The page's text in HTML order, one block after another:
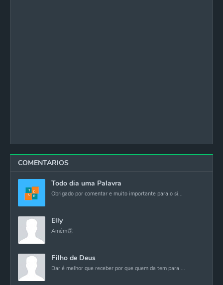
COMENTARIOS
Todo dia uma Palavra
Obrigado por comentar e muito importante para o si...
Elly
Amém👏
Filho de Deus
Dar é melhor que receber por que quem da tem para ...